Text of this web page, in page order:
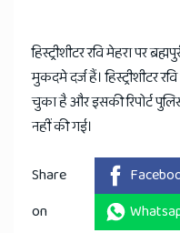
हिस्ट्रीशीटर रवि मेहरा पर
मुकदमे दर्ज हैं। हिस्ट्रीशीटर
चुका है और इसकी रिपोर्ट
नहीं की गई।
Share
on